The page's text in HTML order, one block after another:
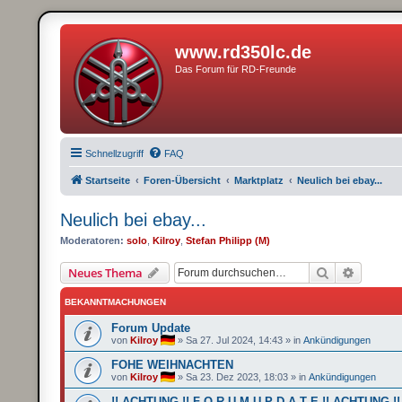
www.rd350lc.de
Das Forum für RD-Freunde
Schnellzugriff FAQ
Startseite Foren-Übersicht Marktplatz Neulich bei ebay...
Neulich bei ebay...
Moderatoren: solo ,Kilroy ,Stefan Philipp (M)
Neues Thema Suche
BEKANNTMACHUNGEN
Forum Update
vonKilroy »Sa 27. Jul 2024, 14:43 » inAnkündigungen
FOHE WEIHNACHTEN
vonKilroy »Sa 23. Dez 2023, 18:03 » inAnkündigungen